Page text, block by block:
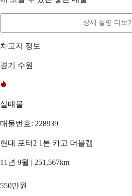
상세 설명 더보기
차고지 정보
경기 수원
실매물
매물번호: 228939
현대 포터2 1톤 카고 더블캡
11년 9월 | 251,567km
550만원